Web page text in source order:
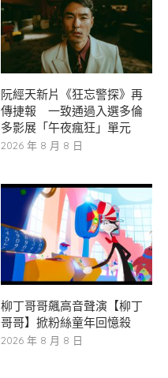
阮經天新片《狂忘警探》再
傳捷報 一致通過入選多倫
多影展「午夜瘋狂」單元
2026 年 8 月 8 日
柳丁哥哥飆高音聲演【柳丁
哥哥】掀粉絲童年回憶殺
2026 年 8 月 8 日